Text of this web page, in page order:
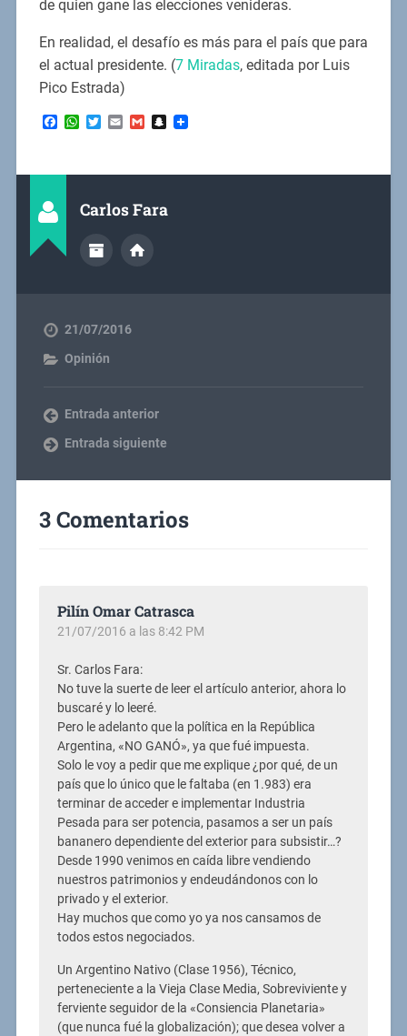
de quien gane las elecciones venideras.
En realidad, el desafío es más para el país que para
el actual presidente. (7 Miradas, editada por Luis
Pico Estrada)
Facebook
WhatsApp
TwitterEmailGmailSnapchat
Carlos Fara
21/07/2016
Opinión
Entrada anterior
Entrada siguiente
3 Comentarios
Pilín Omar Catrasca
21/07/2016 a las 8:42 PM
Sr. Carlos Fara:
No tuve la suerte de leer el artículo anterior, ahora lo
buscaré y lo leeré.
Pero le adelanto que la política en la República
Argentina, «NO GANÓ», ya que fué impuesta.
Solo le voy a pedir que me explique ¿por qué, de un
país que lo único que le faltaba (en 1.983) era
terminar de acceder e implementar Industria
Pesada para ser potencia, pasamos a ser un país
bananero dependiente del exterior para subsistir…?
Desde 1990 venimos en caída libre vendiendo
nuestros patrimonios y endeudándonos con lo
privado y el exterior.
Hay muchos que como yo ya nos cansamos de
todos estos negociados.
Un Argentino Nativo (Clase 1956), Técnico,
perteneciente a la Vieja Clase Media, Sobreviviente y
ferviente seguidor de la «Consiencia Planetaria»
(que nunca fué la globalización); que desea volver a